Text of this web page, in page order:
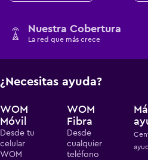
Nuestra Cobertura
La red que más crece
¿Necesitas ayuda?
WOM
Móvil
Desde tu
celular
WOM
WOM
Fibra
Desde
cualquier
teléfono